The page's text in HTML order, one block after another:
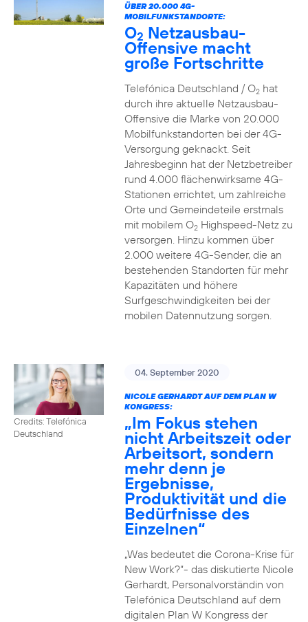
ÜBER 20.000 4G-
MOBILFUNKSTANDORTE:
O2 Netzausbau-
Offensive macht
große Fortschritte
Telefónica Deutschland / O2hat
durch ihre aktuelle Netzausbau-
Offensive die Marke von 20.000
Mobilfunkstandorten bei der 4G-
Versorgung geknackt. Seit
Jahresbeginn hat der Netzbetreiber
rund 4.000 flächenwirksame 4G-
Stationen errichtet, um zahlreiche
Orte und Gemeindeteile erstmals
mit mobilem O2Highspeed-Netz zu
versorgen. Hinzu kommen über
2.000 weitere 4G-Sender, die an
bestehenden Standorten für mehr
Kapazitäten und höhere
Surfgeschwindigkeiten bei der
mobilen Datennutzung sorgen.
Credits: Telefónica
Deutschland
04. September 2020
NICOLE GERHARDT AUF DEM PLAN W
KONGRESS:
„Im Fokus stehen
nicht Arbeitszeit oder
Arbeitsort, sondern
mehr denn je
Ergebnisse,
Produktivität und die
Bedürfnisse des
Einzelnen“
„Was bedeutet die Corona-Krise für
New Work?“- das diskutierte Nicole
Gerhardt, Personalvorständin von
Telefónica Deutschland auf dem
digitalen Plan W Kongress der